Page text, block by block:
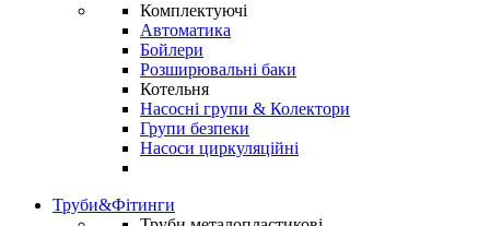
Комплектуючі
Автоматика
Бойлери
Розширювальні баки
Котельня
Насосні групи & Колектори
Групи безпеки
Насоси циркуляційні
Труби&Фітинги